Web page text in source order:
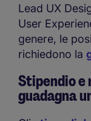
Lead UX
User
genere, le
richiedono la
Stipendio e
guadagna